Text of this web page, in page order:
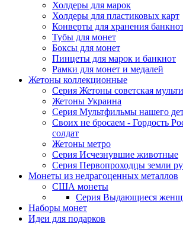
Холдеры для марок
Холдеры для пластиковых карт
Конверты для хранения
Тубы для монет
Боксы для монет
Пинцеты для марок и банкнот
Рамки для монет и медалей
Жетоны коллекционные
Серия Жетоны советская
Жетоны Украина
Серия Мультфильмы нашего
Своих не бросаем - Гордость
солдат
Жетоны метро
Серия Исчезнувшие животные
Серия Первопроходцы земли
Монеты из недрагоценных металлов
США монеты
Серия Выдающиеся
Наборы монет
Идеи для подарков